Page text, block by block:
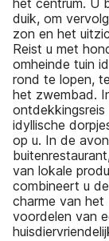
het centrum. U
duik, om
zon en het
Reist u met
omheinde tuin
rond te lopen,
het zwembad.
ontdekkingsreis
idyllische
op u. In de
van lokale
combineert u
charme van het
voordelen van